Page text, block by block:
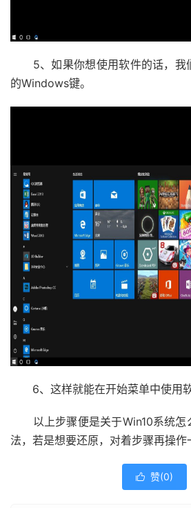
5、如果你想使用软件的话，我
的Windows键。
6、这样就能在开始菜单中使用软
以上步骤便是关于Win10系统怎
法，若是想要还原，对着步骤再操作
 赞(0)